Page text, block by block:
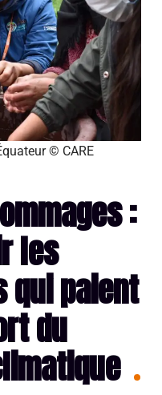
© CARE
:
les
qui paient
du